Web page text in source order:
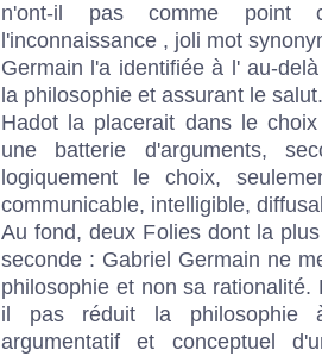
n'ont-il pas comme point
l'inconnaissance , joli mot
Germain l'a identifiée à l' au-
la philosophie et assurant le salut.
Hadot la placerait dans le
une batterie d'arguments,
logiquement le choix,
communicable, intelligible,
Au fond, deux Folies dont la
seconde : Gabriel Germain ne
philosophie et non sa
il pas réduit la philosophie
argumentatif et conceptuel